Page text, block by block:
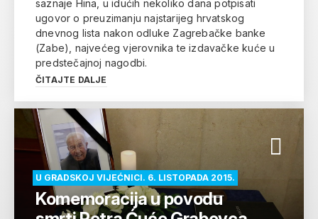
saznaje Hina, u idućih nekoliko dana potpisati
ugovor o preuzimanju najstarijeg hrvatskog
dnevnog lista nakon odluke Zagrebačke banke
(Zabe), najvećeg vjerovnika te izdavačke kuće u
predstečajnoj nagodbi.
ČITAJTE DALJE
U GRADSKOJ VIJEĆNICI. 6. LISTOPADA 2015.
Komemoracija u povodu